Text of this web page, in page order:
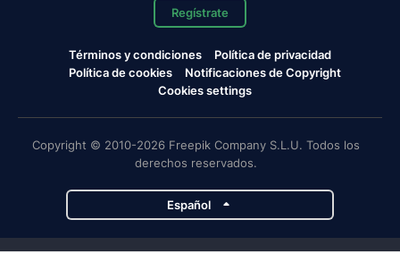
Regístrate
Términos y condiciones
Política de privacidad
Política de cookies
Notificaciones de Copyright
Cookies settings
Copyright © 2010-2026 Freepik Company S.L.U. Todos los
derechos reservados.
Español